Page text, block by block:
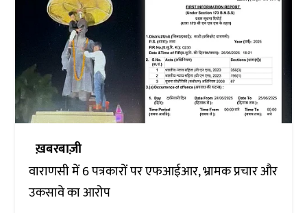
ख़बरबाज़ी
वाराणसी में 6 पत्रकारों पर एफआईआर, भ्रामक प्रचार और
उकसावे का आरोप